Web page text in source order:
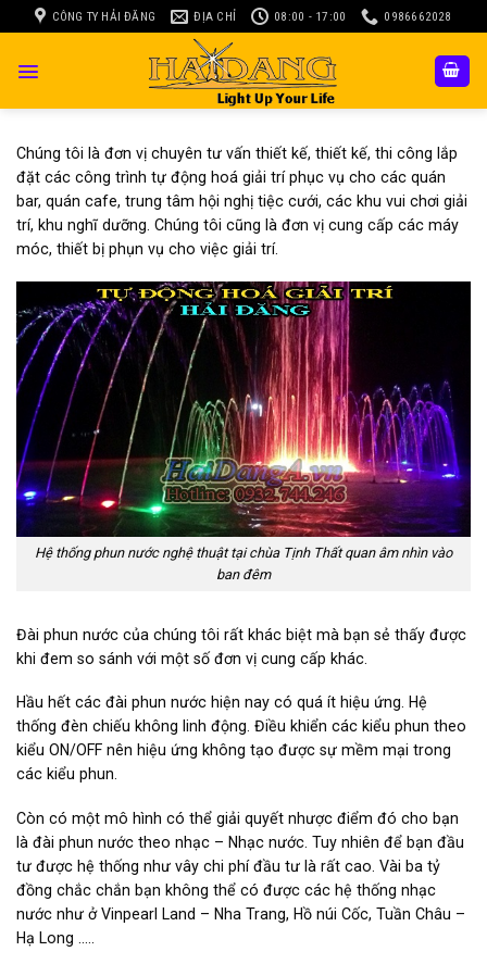
to
CÔNG TY HẢI ĐĂNG ĐỊA CHỈ 08:00 - 17:00 0986662028
Chúng tôi là đơn vị chuyên tư vấn thiết kế, thiết kế, thi công lắp
đặt các công trình tự động hoá giải trí phục vụ cho các quán
bar, quán cafe, trung tâm hội nghị tiệc cưới, các khu vui chơi giải
trí, khu nghĩ dưỡng. Chúng tôi cũng là đơn vị cung cấp các máy
móc, thiết bị phụn vụ cho việc giải trí.
Hệ thống phun nước nghệ thuật tại chùa Tịnh Thất quan âm nhìn vào
ban đêm
Đài phun nước của chúng tôi rất khác biệt mà bạn sẻ thấy được
khi đem so sánh với một số đơn vị cung cấp khác.
Hầu hết các đài phun nước hiện nay có quá ít hiệu ứng. Hệ
thống đèn chiếu không linh động. Điều khiển các kiểu phun theo
kiểu ON/OFF nên hiệu ứng không tạo được sự mềm mại trong
các kiểu phun.
Còn có một mô hình có thể giải quyết nhược điểm đó cho bạn
là đài phun nước theo nhạc – Nhạc nước. Tuy nhiên để bạn đầu
tư được hệ thống như vây chi phí đầu tư là rất cao. Vài ba tỷ
đồng chắc chắn bạn không thể có được các hệ thống nhạc
nước như ở Vinpearl Land – Nha Trang, Hồ núi Cốc, Tuần Châu –
Hạ Long …..